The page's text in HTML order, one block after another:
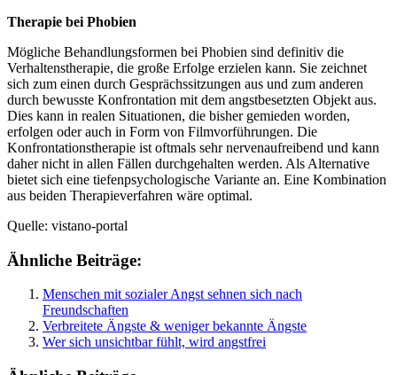
Therapie bei Phobien
Mögliche Behandlungsformen bei Phobien sind definitiv die
Verhaltenstherapie, die große Erfolge erzielen kann. Sie zeichnet
sich zum einen durch Gesprächssitzungen aus und zum anderen
durch bewusste Konfrontation mit dem angstbesetzten Objekt aus.
Dies kann in realen Situationen, die bisher gemieden worden,
erfolgen oder auch in Form von Filmvorführungen. Die
Konfrontationstherapie ist oftmals sehr nervenaufreibend und kann
daher nicht in allen Fällen durchgehalten werden. Als Alternative
bietet sich eine tiefenpsychologische Variante an. Eine Kombination
aus beiden Therapieverfahren wäre optimal.
Quelle: vistano-portal
Ähnliche Beiträge:
Menschen mit sozialer Angst sehnen sich nach
Freundschaften
Verbreitete Ängste & weniger bekannte Ängste
Wer sich unsichtbar fühlt, wird angstfrei